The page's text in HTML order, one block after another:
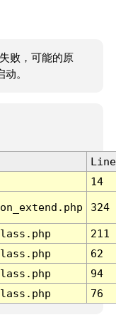
败，可能的原
。
Line
14
324
211
62
94
76